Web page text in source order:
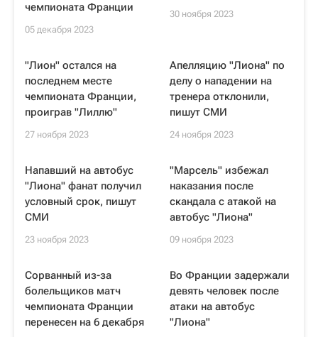
чемпионата Франции
05 декабря 2023
30 ноября 2023
"Лион" остался на
последнем месте
чемпионата Франции,
проиграв "Лиллю"
27 ноября 2023
Апелляцию "Лиона" по
делу о нападении на
тренера отклонили,
пишут СМИ
24 ноября 2023
Напавший на автобус
"Лиона" фанат получил
условный срок, пишут
СМИ
23 ноября 2023
"Марсель" избежал
наказания после
скандала с атакой на
автобус "Лиона"
09 ноября 2023
Сорванный из-за
болельщиков матч
чемпионата Франции
перенесен на 6 декабря
Во Франции задержали
девять человек после
атаки на автобус
"Лиона"